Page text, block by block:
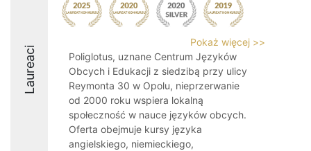
Laureaci
Pokaż więcej >>
Poliglotus, uznane Centrum Języków
Obcych i Edukacji z siedzibą przy ulicy
Reymonta 30 w Opolu, nieprzerwanie
od 2000 roku wspiera lokalną
społeczność w nauce języków obcych.
Oferta obejmuje kursy języka
angielskiego, niemieckiego,